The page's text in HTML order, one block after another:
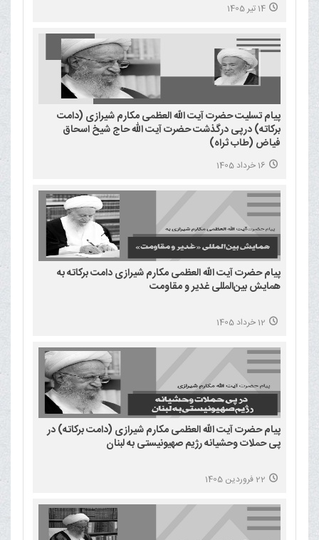
14 تیر 1405
پیام تسلیت حضرت آیت الله العظمی مکارم شیرازی (دامت
برکاته) درپی درگذشت حضرت آیت الله حاج شیخ اسحاق
فیاض (طاب ثراه)
16 خرداد 1405
پیام حضرت آیت الله العظمی مکارم شیرازی دامت برکاته به
همایش بین‌المللی غدیر و مقاومت
12 خرداد 1405
پیام حضرت آیت الله العظمی مکارم شیرازی (دامت برکاته) در
پی حملات وحشیانه رژیم صهیونیستی به لبنان
22 فروردین 1405